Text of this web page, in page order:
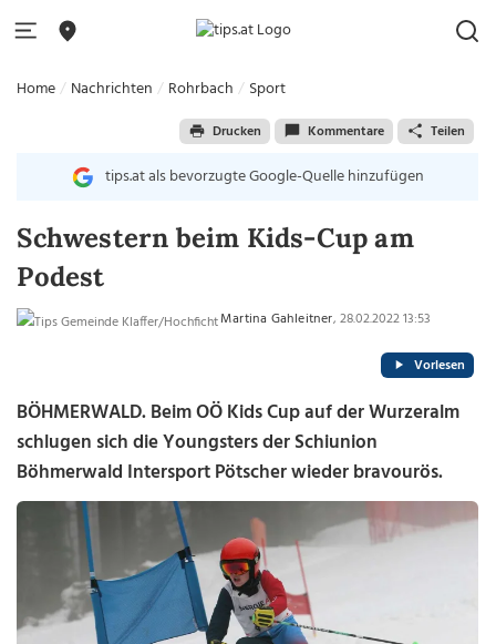
Home Nachrichten Rohrbach Sport
Drucken Kommentare Teilen
tips.at als bevorzugte Google-Quelle hinzufügen
Schwestern beim Kids-Cup am
Podest
Martina Gahleitner, 28.02.2022 13:53
Vorlesen
BÖHMERWALD. Beim OÖ Kids Cup auf der Wurzeralm
schlugen sich die Youngsters der Schiunion
Böhmerwald Intersport Pötscher wieder bravourös.